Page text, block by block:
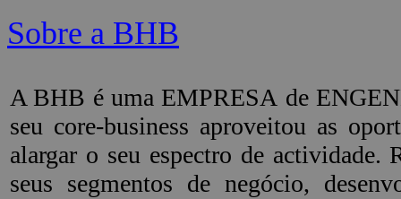
Sobre a BHB
A BHB é uma EMPRESA de
seu core-business aproveitou as
alargar o seu espectro de actividade.
seus segmentos de negócio,